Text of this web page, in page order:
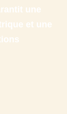
une
et une